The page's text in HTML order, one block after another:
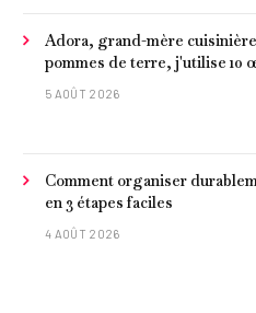
Adora, grand-mère
pommes de terre, j'utilise 10
petit »
5 AOÛT 2026
Comment organiser
en 3 étapes faciles
4 AOÛT 2026